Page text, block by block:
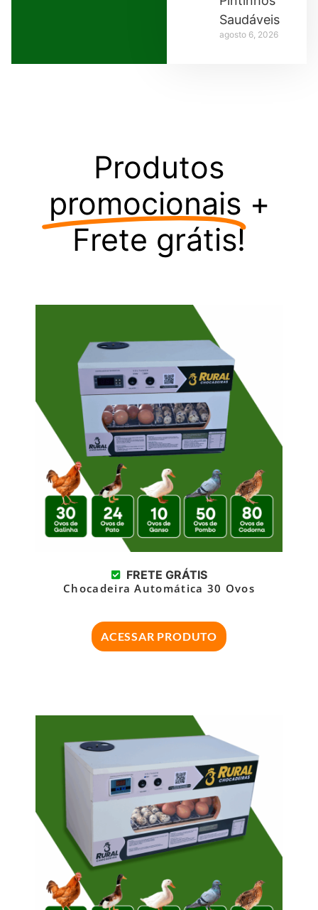
Saudáveis
agosto 6, 2026
Produtos
promocionais +
Frete grátis!
FRETE GRÁTIS
Chocadeira Automática 30 Ovos
ACESSAR PRODUTO